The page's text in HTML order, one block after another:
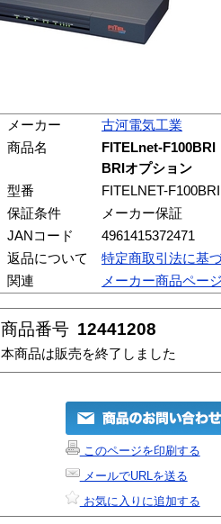
メーカー
古河電気工業
商品名
FITELnet-
BRIオプション
型番
FITELNET-F100BRI
保証条件
メーカー保証
JANコード
4961415372471
返品について
特定商取引法に基
関連
メーカー商品ペー
商品番号 12441208
本商品は販売を終了しました
このページを印刷する
メールでURLを送る
お気に入りに追加する